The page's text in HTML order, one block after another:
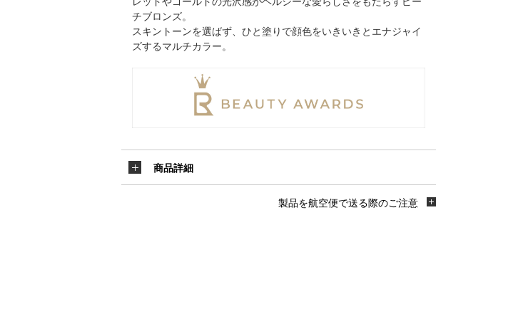
チブロンズ。
スキントーンを選ばず、ひと塗りで顔色をいきいきとエナジャイ
ズするマルチカラー。
商品詳細
製品を航空便で送る際のご注意